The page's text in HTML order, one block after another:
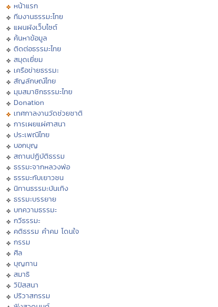
หน้าแรก
ทีมงานธรรมะไทย
แผนผังเว็บไซต์
ค้นหาข้อมูล
ติดต่อธรรมะไทย
สมุดเยี่ยม
เครือข่ายธรรมะ
สัญลักษณ์ไทย
มุมสมาชิกธรรมะไทย
Donation
เทศกาลงานวัดช่วยชาติ
การเผยแผ่ศาสนา
ประเพณีไทย
บอกบุญ
สถานปฏิบัติธรรม
ธรรมะจากหลวงพ่อ
ธรรมะกับเยาวชน
นิทานธรรมะบันเทิง
ธรรมะบรรยาย
บทความธรรมะ
กวีธรรมะ
คติธรรม คำคม โดนใจ
กรรม
ศีล
บุญทาน
สมาธิ
วิปัสสนา
ปริวาสกรรม